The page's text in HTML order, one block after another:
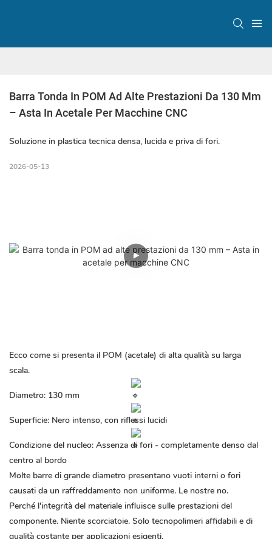
Barra Tonda In POM Ad Alte Prestazioni Da 130 Mm
– Asta In Acetale Per Macchine CNC
Soluzione in plastica tecnica densa, lucida e priva di fori.
2026-05-13
Ecco come si presenta il POM (acetale) di alta qualità su larga
scala.
Diametro: 130 mm
Superficie: Nero intenso, con riflessi lucidi
Condizione del nucleo: Assenza di fori - completamente denso dal
centro al bordo
Molte barre di grande diametro presentano vuoti interni o fori
causati da un raffreddamento non uniforme. Le nostre no.
Perché l'integrità del materiale influisce sulle prestazioni del
componente. Niente scorciatoie. Solo tecnopolimeri affidabili e di
qualità costante per applicazioni esigenti.